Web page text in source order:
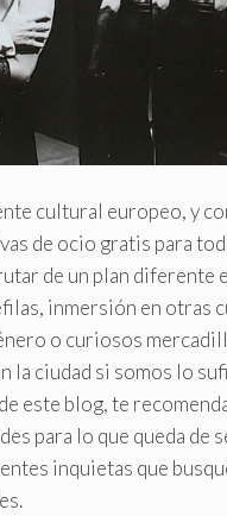
cultural europeo, y
de ocio gratis para
de un plan diferente
inmersión en otras
o curiosos
la ciudad si somos lo
este blog, te
para lo que queda de
inquietas que